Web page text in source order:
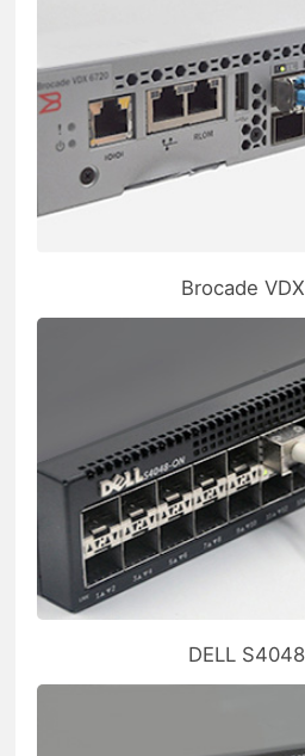
Brocade
DELL